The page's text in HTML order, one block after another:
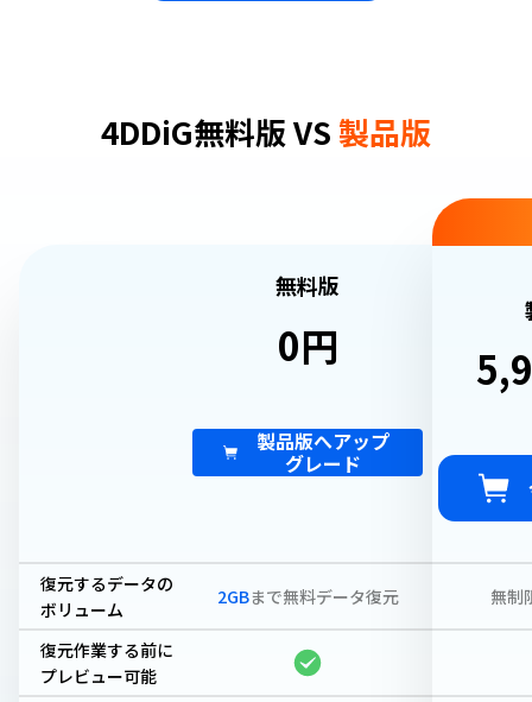
4DDiG無料版 VS製品版
復元するデータの
ボリューム
復元作業する前に
プレビュー可能
無料版
0円
製品版へアップ
グレード
2GBまで無料データ復元 無制